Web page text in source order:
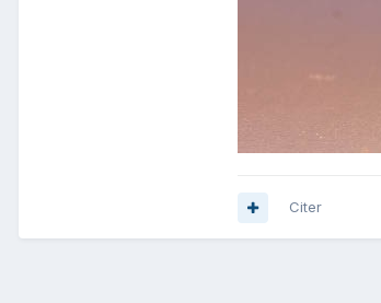
Citer